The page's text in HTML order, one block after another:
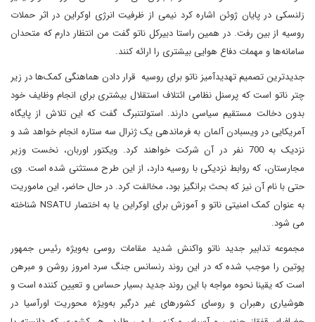
زلنسکی در پایان ژوئن اشاره کرد نیمی از ظرفیت انرژی اوکراین در اثر حملات
روسیه از بین رفت. در همین راستا دبیرکل ناتو گفت من انتظار دارم که متحدان
سامانه‌ها و مهمات دفاع هوایی بیشتری را ارائه کنند.
جدیدترین تصمیم تهدیدآمیز ناتو برای روسیه قرار دادن هماهنگی کمک‌ها در زیر
چتر ناتو است که پرسنل نظامی ائتلاف استقلال بیشتری برای انجام وظایف خود
بدون دخالت مستقیم سیاسی دارند. استولتنبرگ گفت که این تلاش از پایگاه
آمریکایی در ویسبادن آلمان به فرماندهی یک ژنرال سه ستاره انجام خواهد شد و
نزدیک به 700 نفر در آن شرکت خواهند کرد. ویکتور اوربان، نخست وزیر
مجارستان، که روابط نزدیکی با روسیه دارد، از این طرح مستثنی شده است. وی
حتی با نام آن نیز که بحث برانگیز بود، مخالفت کرد. در حال حاضر، این ماموریت
به عنوان کمک امنیتی ناتو و آموزش برای اوکراین یا به اختصار NSATU شناخته
می شود.
مجموعه تدابیر جدید ناتو واکنش شدید مقامات روسی به‌ویژه رئیس جمهور
پوتین را موجب شده که در این روند رنسانس جنگ سرد امروز روشن و مبرهن
است که یقینا نحوه مواجه با این روند جدید بسیار حساس و تعیین کننده است و
هوشیاری رهبران و روسای کشورهای غیر درگیر به‌ویژه محوریت اورآسیا در